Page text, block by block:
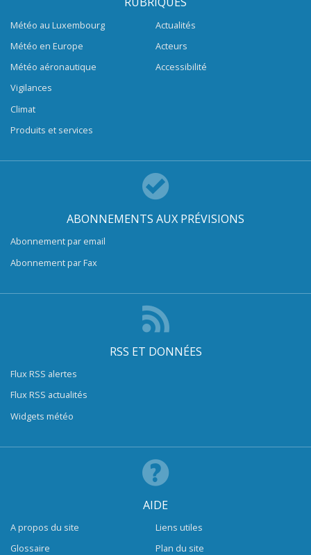
Météo au Luxembourg
Météo en Europe
Météo aéronautique
Vigilances
Climat
Produits et services
Actualités
Acteurs
Accessibilité
ABONNEMENTS AUX PRÉVISIONS
Abonnement par email
Abonnement par Fax
RSS ET DONNÉES
Flux RSS alertes
Flux RSS actualités
Widgets météo
AIDE
A propos du site
Glossaire
Liens utiles
Plan du site